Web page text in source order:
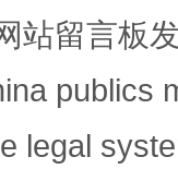
站留言板
publics
legal